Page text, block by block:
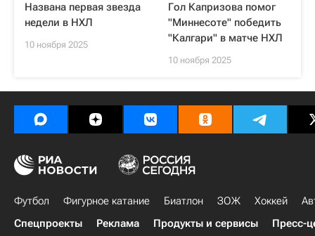
Названа первая звезда
недели в НХЛ
10 ноября 2025
Гол Капризова помог
"Миннесоте" победить
"Калгари" в матче НХЛ
10 ноября 2025
Футбол Фигурное катание Биатлон ЗОЖ Хоккей
Спецпроекты
Реклама Продукты и сервисы Пресс-